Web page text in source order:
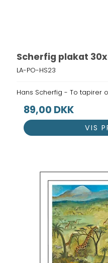
Scherfig plakat
LA-PO-HS23
Hans Scherfig - To tapirer
89,00 DKK
VIS